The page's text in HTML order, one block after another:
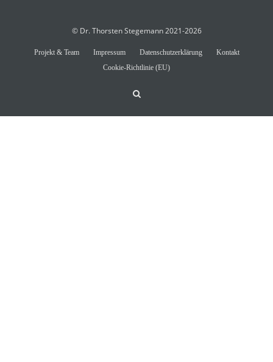
© Dr. Thorsten Stegemann 2021-2026
Projekt & Team Impressum Datenschutzerklärung
Kontakt
Cookie-Richtlinie (EU)